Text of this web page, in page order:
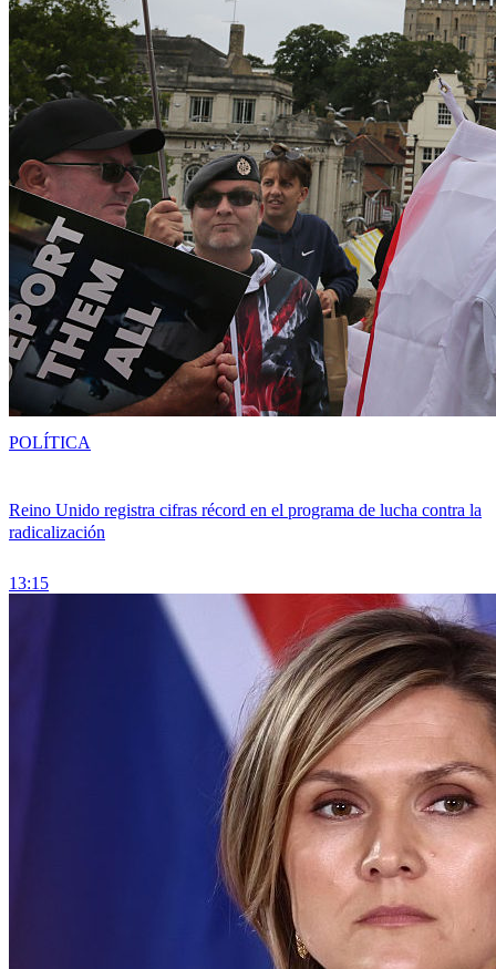
Reino Unido registra cifras récord en el programa de lucha contra la
radicalización
13:15
POLÍTICA